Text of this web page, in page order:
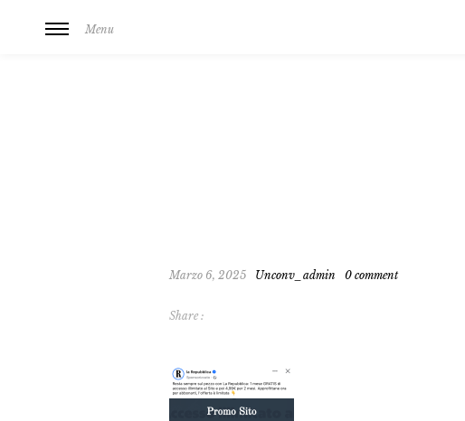
Menu
Marzo 6, 2025 Unconv_admin 0 comment
Share :